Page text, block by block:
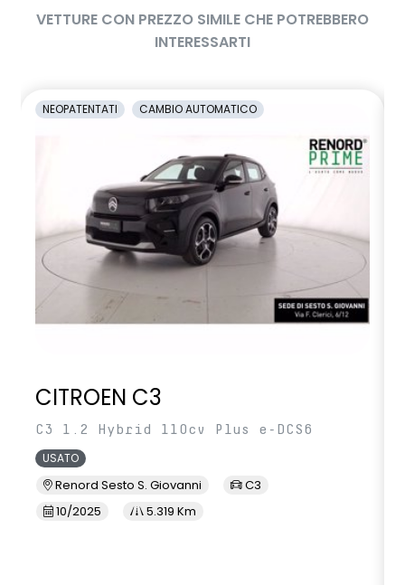
VETTURE CON PREZZO SIMILE CHE POTREBBERO
INTERESSARTI
NEOPATENTATI CAMBIO AUTOMATICO
CITROEN C3
C3 1.2 Hybrid 110cv Plus e-DCS6
USATO
Renord Sesto S. Giovanni
C3
10/2025
5.319 Km